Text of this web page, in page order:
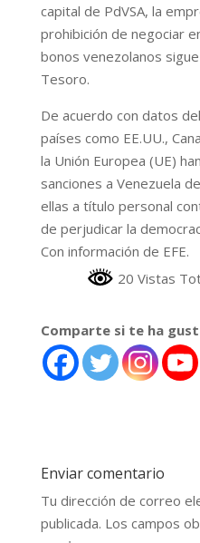
capital de PdVSA, la
prohibición de negociar
bonos venezolanos
Tesoro.
De acuerdo con datos
países como EE.UU.,
la Unión Europea (UE)
sanciones a Venezuela
ellas a título personal
de perjudicar la
Con información de EFE.
20 Vistas
Comparte si te ha
Enviar comentario
Tu dirección de correo
publicada. Los campos